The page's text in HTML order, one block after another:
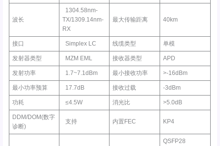
波长
1304.58nm-
TX/1309.14nm-
RX
最大传输距离 40km
接口 Simplex LC 线缆类型 单模
发射器类型 MZM EML 接收器类型 APD
发射功率 1.7~7.1dBm 最小接收功率 >-16dBm
最小功率预算 17.7dB 接收过载 -3dBm
功耗 ≤4.5W 消光比 >5.0dB
DDM/DOM(数字
诊断)
支持 内置FEC KP4
QSFP28